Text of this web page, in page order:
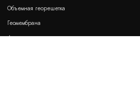
Объемная георешетка
Геомембрана
Дренажные геоматы